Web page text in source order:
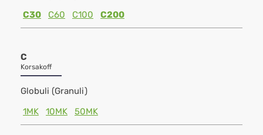
C30
C60 C100 C200
C
Korsakoff
Globuli (Granuli)
1MK
10MK 50MK